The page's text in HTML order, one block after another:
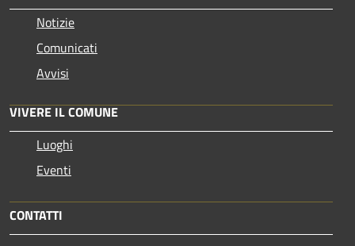
Notizie
Comunicati
Avvisi
VIVERE IL COMUNE
Luoghi
Eventi
CONTATTI